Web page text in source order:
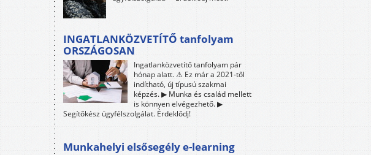
INGATLANKÖZVETÍTŐ tanfolyam
ORSZÁGOSAN
Ingatlanközvetítő tanfolyam pár
hónap alatt. ⚠ Ez már a 2021-től
indítható, új típusú szakmai
képzés. ▶ Munka és család mellett
is könnyen elvégezhető. ▶
Segítőkész ügyfélszolgálat. Érdeklődj!
Munkahelyi elsősegély e-learning